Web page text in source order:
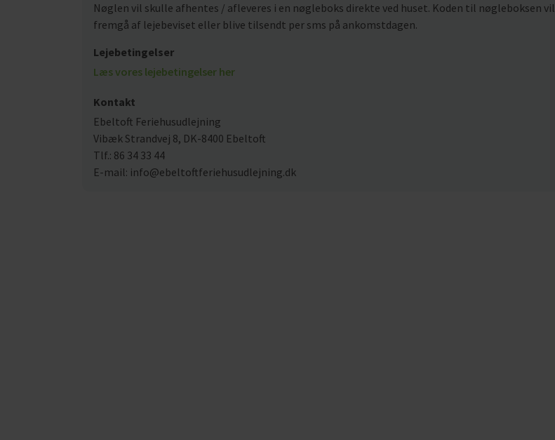
Nøglen vil skulle afhentes / afleveres i en nøgleboks direkte ved huset. Koden til nøgleboksen vil
fremgå af lejebeviset eller blive tilsendt per sms på ankomstdagen.
Lejebetingelser
Læs vores lejebetingelser her
Kontakt
Ebeltoft Feriehusudlejning
Vibæk Strandvej 8, DK-8400 Ebeltoft
Tlf.: 86 34 33 44
E-mail: info@ebeltoftferiehusudlejning.dk